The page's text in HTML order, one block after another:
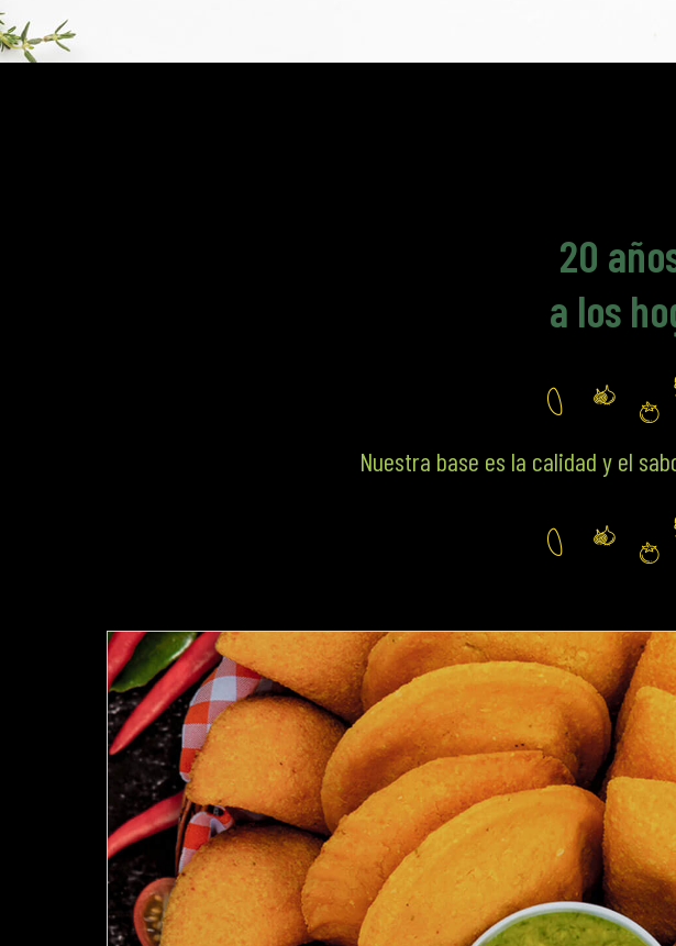
20
a los
Nuestra base es la calidad y el